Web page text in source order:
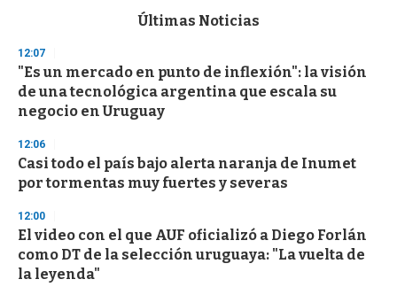
d
s
o
f
3
s
e
c
o
d
s
Últimas Noticias
12:07
"Es un mercado en punto de inflexión": la visión
de una tecnológica argentina que escala su
negocio en Uruguay
12:06
Casi todo el país bajo alerta naranja de Inumet
por tormentas muy fuertes y severas
12:00
El video con el que AUF oficializó a Diego Forlán
como DT de la selección uruguaya: "La vuelta de
la leyenda"